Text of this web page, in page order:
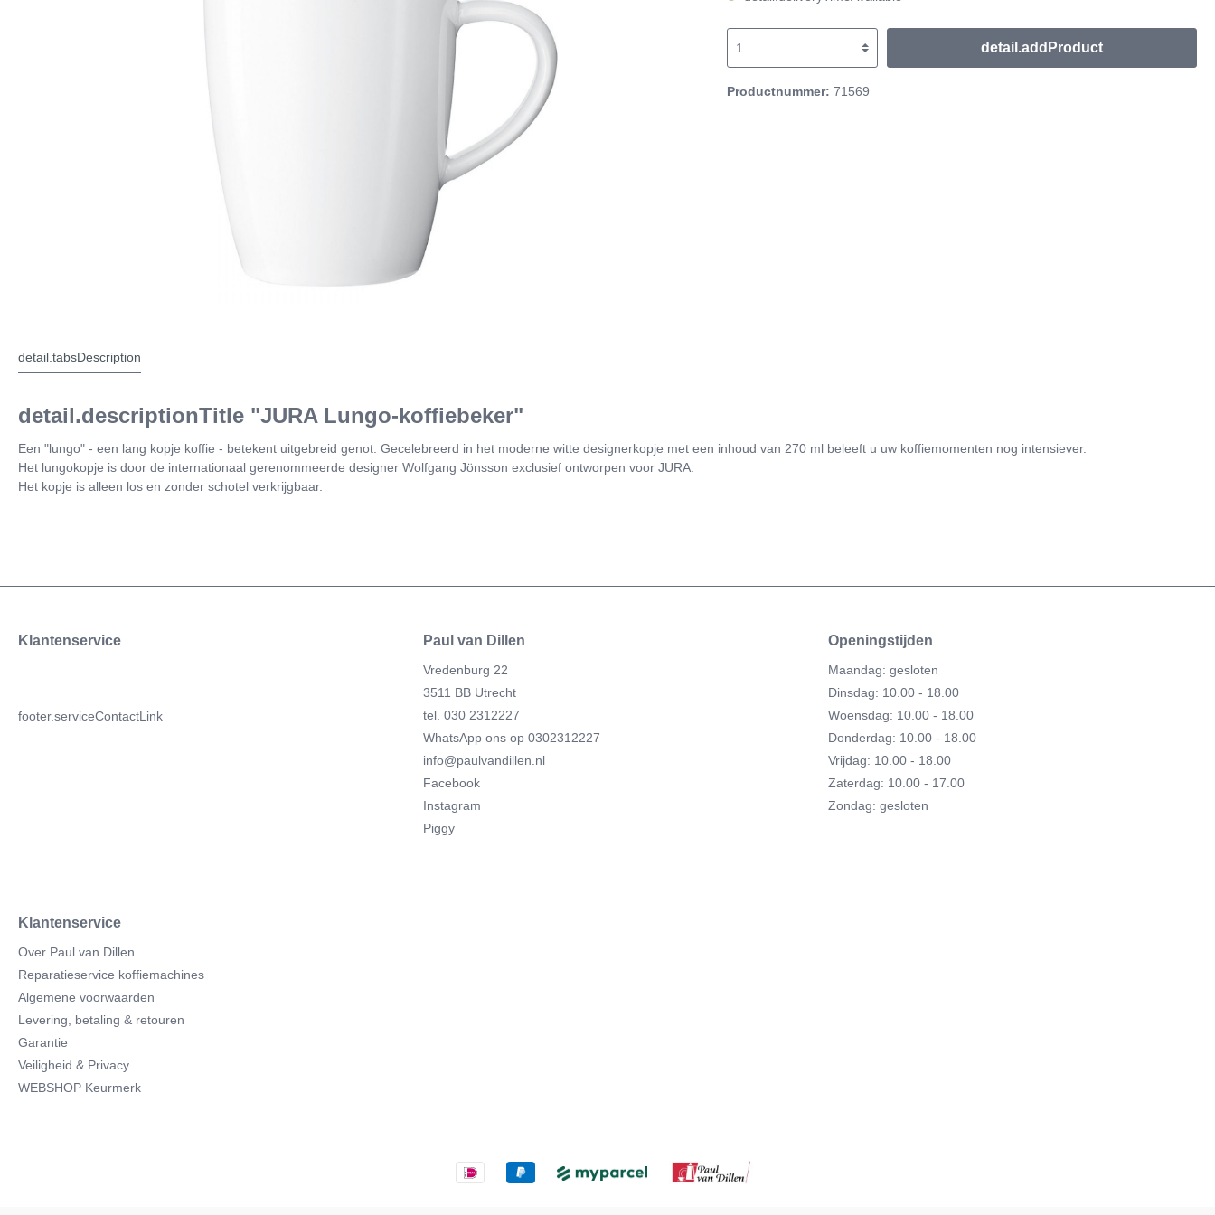
detail.addProduct
Productnummer: 71569
detail.tabsDescription
detail.descriptionTitle "JURA Lungo-koffiebeker"
Een "lungo" - een lang kopje koffie - betekent uitgebreid genot. Gecelebreerd in het moderne witte designerkopje met een inhoud van 270 ml beleeft u uw koffiemomenten nog intensiever.
Het lungokopje is door de internationaal gerenommeerde designer Wolfgang Jönsson exclusief ontworpen voor JURA.
Het kopje is alleen los en zonder schotel verkrijgbaar.
Klantenservice
footer.serviceContactLink
Paul van Dillen
Vredenburg 22
3511 BB Utrecht
tel. 030 2312227
WhatsApp ons op 0302312227
info@paulvandillen.nl
Facebook
Instagram
Piggy
Openingstijden
Maandag: gesloten
Dinsdag: 10.00 - 18.00
Woensdag: 10.00 - 18.00
Donderdag: 10.00 - 18.00
Vrijdag: 10.00 - 18.00
Zaterdag: 10.00 - 17.00
Zondag: gesloten
Klantenservice
Over Paul van Dillen
Reparatieservice koffiemachines
Algemene voorwaarden
Levering, betaling & retouren
Garantie
Veiligheid & Privacy
WEBSHOP Keurmerk